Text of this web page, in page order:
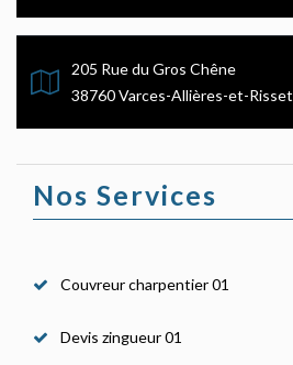
205 Rue du Gros Chêne
38760 Varces-Allières-et-Risset
Nos Services
Couvreur charpentier 01
Devis zingueur 01